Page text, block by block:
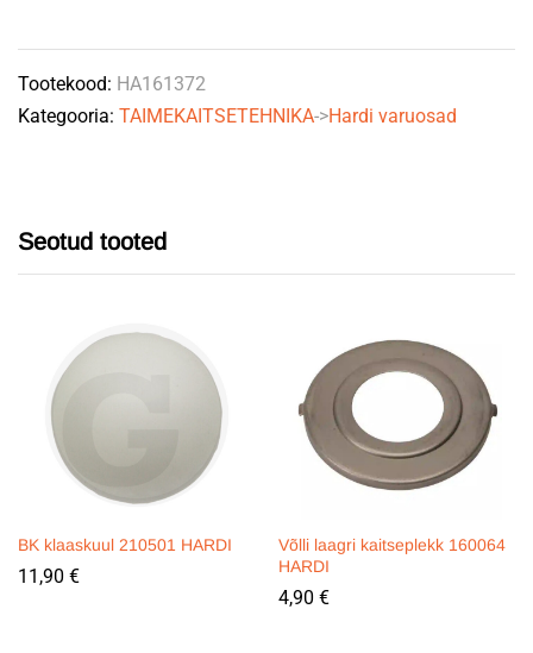
Tootekood: HA161372
Kategooria: TAIMEKAITSETEHNIKA->Hardi varuosad
Seotud tooted
BK klaaskuul 210501 HARDI
11,90 €
Võlli laagri kaitseplekk 160064
HARDI
4,90 €